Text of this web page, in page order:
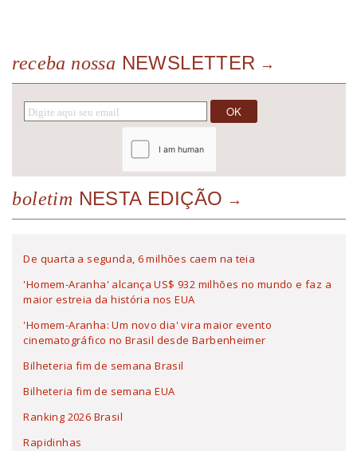
receba nossa NEWSLETTER
boletim NESTA EDIÇÃO
De quarta a segunda, 6 milhões caem na teia
'Homem-Aranha' alcança US$ 932 milhões no mundo e faz a
maior estreia da história nos EUA
'Homem-Aranha: Um novo dia' vira maior evento
cinematográfico no Brasil desde Barbenheimer
Bilheteria fim de semana Brasil
Bilheteria fim de semana EUA
Ranking 2026 Brasil
Rapidinhas